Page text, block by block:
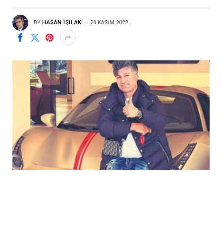
BY HASAN IŞILAK 28 KASIM 2022